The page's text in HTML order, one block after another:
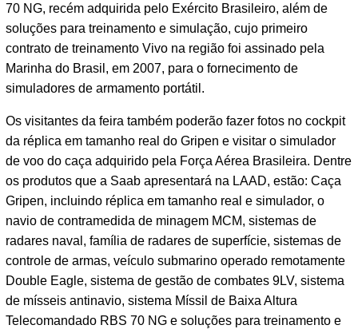
70 NG, recém adquirida pelo Exército Brasileiro, além de
soluções para treinamento e simulação, cujo primeiro
contrato de treinamento Vivo na região foi assinado pela
Marinha do Brasil, em 2007, para o fornecimento de
simuladores de armamento portátil.
Os visitantes da feira também poderão fazer fotos no cockpit
da réplica em tamanho real do Gripen e visitar o simulador
de voo do caça adquirido pela Força Aérea Brasileira. Dentre
os produtos que a Saab apresentará na LAAD, estão: Caça
Gripen, incluindo réplica em tamanho real e simulador, o
navio de contramedida de minagem MCM, sistemas de
radares naval, família de radares de superfície, sistemas de
controle de armas, veículo submarino operado remotamente
Double Eagle, sistema de gestão de combates 9LV, sistema
de mísseis antinavio, sistema Míssil de Baixa Altura
Telecomandado RBS 70 NG e soluções para treinamento e